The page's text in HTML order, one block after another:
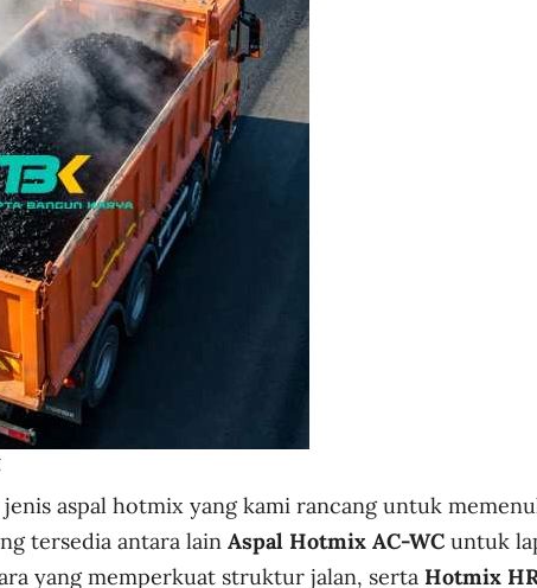
aspal hotmix yang kami rancang untuk
tersedia antara lain Aspal Hotmix AC-WCuntuk
yang memperkuat struktur jalan, serta Hotmix